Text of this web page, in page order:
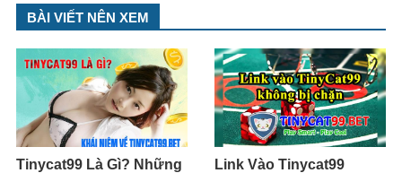
BÀI VIẾT NÊN XEM
Tinycat99 Là Gì? Những
Link Vào Tinycat99